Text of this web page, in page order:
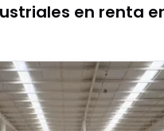
en renta